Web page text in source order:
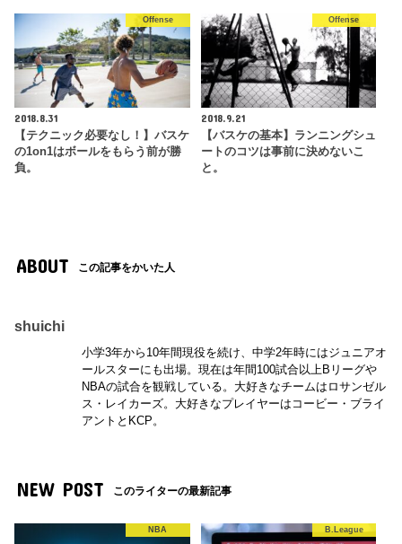
Offense
2018.8.31
【テクニック必要なし！】バスケ
の1on1はボールをもらう前が勝
負。
Offense
2018.9.21
【バスケの基本】ランニングシュ
ートのコツは事前に決めないこ
と。
ABOUT この記事をかいた人
shuichi
小学3年から10年間現役を続け、中学2年時にはジュニアオ
ールスターにも出場。現在は年間100試合以上Bリーグや
NBAの試合を観戦している。大好きなチームはロサンゼル
ス・レイカーズ。大好きなプレイヤーはコービー・ブライ
アントとKCP。
NEW POST このライターの最新記事
NBA B.League